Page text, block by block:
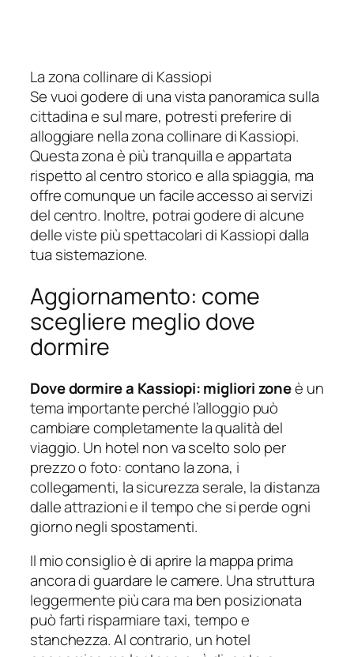
La zona collinare di Kassiopi
Se vuoi godere di una vista panoramica sulla
cittadina e sul mare, potresti preferire di
alloggiare nella zona collinare di Kassiopi.
Questa zona è più tranquilla e appartata
rispetto al centro storico e alla spiaggia, ma
offre comunque un facile accesso ai servizi
del centro. Inoltre, potrai godere di alcune
delle viste più spettacolari di Kassiopi dalla
tua sistemazione.
Aggiornamento: come
scegliere meglio dove
dormire
Dove dormire a Kassiopi: migliori zoneè un
tema importante perché l’alloggio può
cambiare completamente la qualità del
viaggio. Un hotel non va scelto solo per
prezzo o foto: contano la zona, i
collegamenti, la sicurezza serale, la distanza
dalle attrazioni e il tempo che si perde ogni
giorno negli spostamenti.
Il mio consiglio è di aprire la mappa prima
ancora di guardare le camere. Una struttura
leggermente più cara ma ben posizionata
può farti risparmiare taxi, tempo e
stanchezza. Al contrario, un hotel